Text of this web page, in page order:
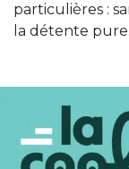
particulières :
la détente pure.